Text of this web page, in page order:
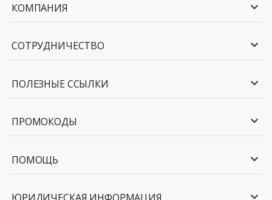
КОМПАНИЯ
СОТРУДНИЧЕСТВО
ПОЛЕЗНЫЕ ССЫЛКИ
ПРОМОКОДЫ
ПОМОЩЬ